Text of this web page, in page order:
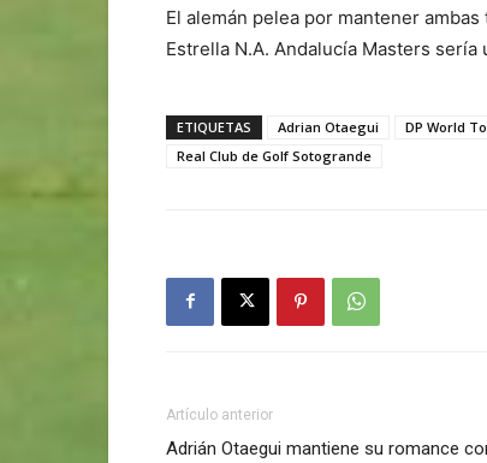
El alemán pelea por mantener
Estrella N.A. Andalucía Masters sería
ETIQUETAS Adrian Otaegui DP World
Real Club de Golf Sotogrande
Artículo anterior
Adrián Otaegui mantiene su romance